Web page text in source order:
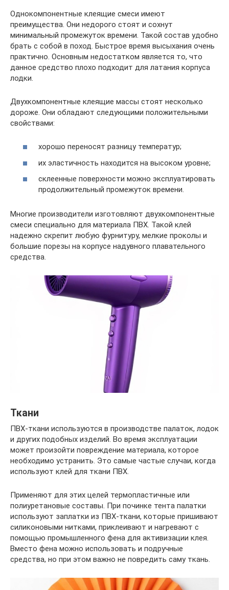
Однокомпонентные клеящие смеси имеют
преимущества. Они недорого стоят и сохнут
минимальный промежуток времени. Такой состав удобно
брать с собой в поход. Быстрое время высыхания очень
практично. Основным недостатком является то, что
данное средство плохо подходит для латания корпуса
лодки.
Двухкомпонентные клеящие массы стоят несколько
дороже. Они обладают следующими положительными
свойствами:
хорошо переносят разницу температур;
их эластичность находится на высоком уровне;
склеенные поверхности можно эксплуатировать
продолжительный промежуток времени.
Многие производители изготовляют двухкомпонентные
смеси специально для материала ПВХ. Такой клей
надежно скрепит любую фурнитуру, мелкие проколы и
большие порезы на корпусе надувного плавательного
средства.
Ткани
ПВХ-ткани используются в производстве палаток, лодок
и других подобных изделий. Во время эксплуатации
может произойти повреждение материала, которое
необходимо устранить. Это самые частые случаи, когда
используют клей для ткани ПВХ.
Применяют для этих целей термопластичные или
полиуретановые составы. При починке тента палатки
используют заплатки из ПВХ-ткани, которые пришивают
силиконовыми нитками, приклеивают и нагревают с
помощью промышленного фена для активизации клея.
Вместо фена можно использовать и подручные
средства, но при этом важно не повредить саму ткань.